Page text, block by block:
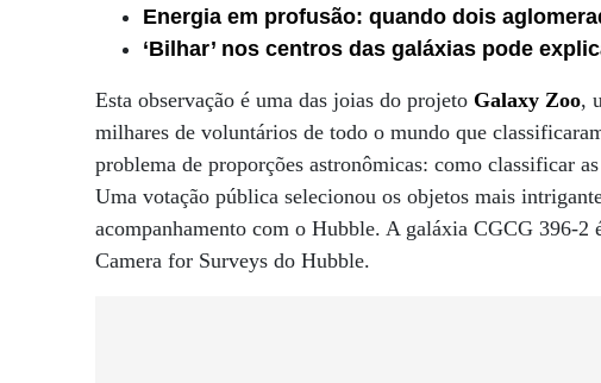
Energia em profusão: quando dois
‘Bilhar’ nos centros das galáxias pode
Esta observação é uma das joias do projeto Galaxy Zoo,
milhares de voluntários de todo o mundo que
problema de proporções astronômicas: como classificar
Uma votação pública selecionou os objetos mais
acompanhamento com o Hubble. A galáxia CGCG 396-2
Camera for Surveys do Hubble.